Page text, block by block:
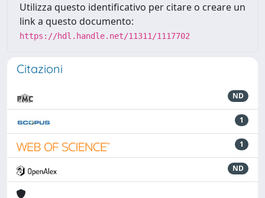
Utilizza questo identificativo per citare o creare un
link a questo documento:
https://hdl.handle.net/11311/1117702
Citazioni
ND
1
1
ND